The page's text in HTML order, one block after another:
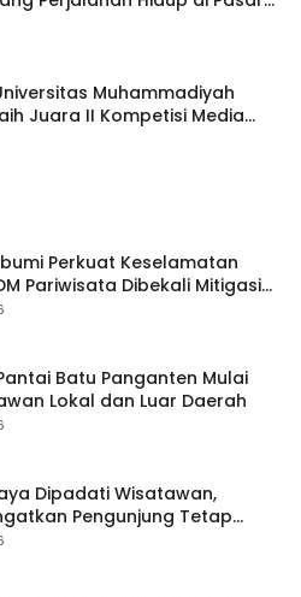
Muhammadiyah
Juara II Kompetisi Media
Digital Tingkat Internasional
Perkuat Keselamatan
Pariwisata Dibekali Mitigasi
Evakuasi
Batu Panganten Mulai
Lokal dan Luar Daerah
Dipadati Wisatawan,
Pengunjung Tetap